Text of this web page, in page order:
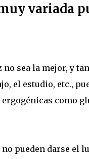
variada
sea la mejor, y
el estudio, etc.,
como
pueden darse el